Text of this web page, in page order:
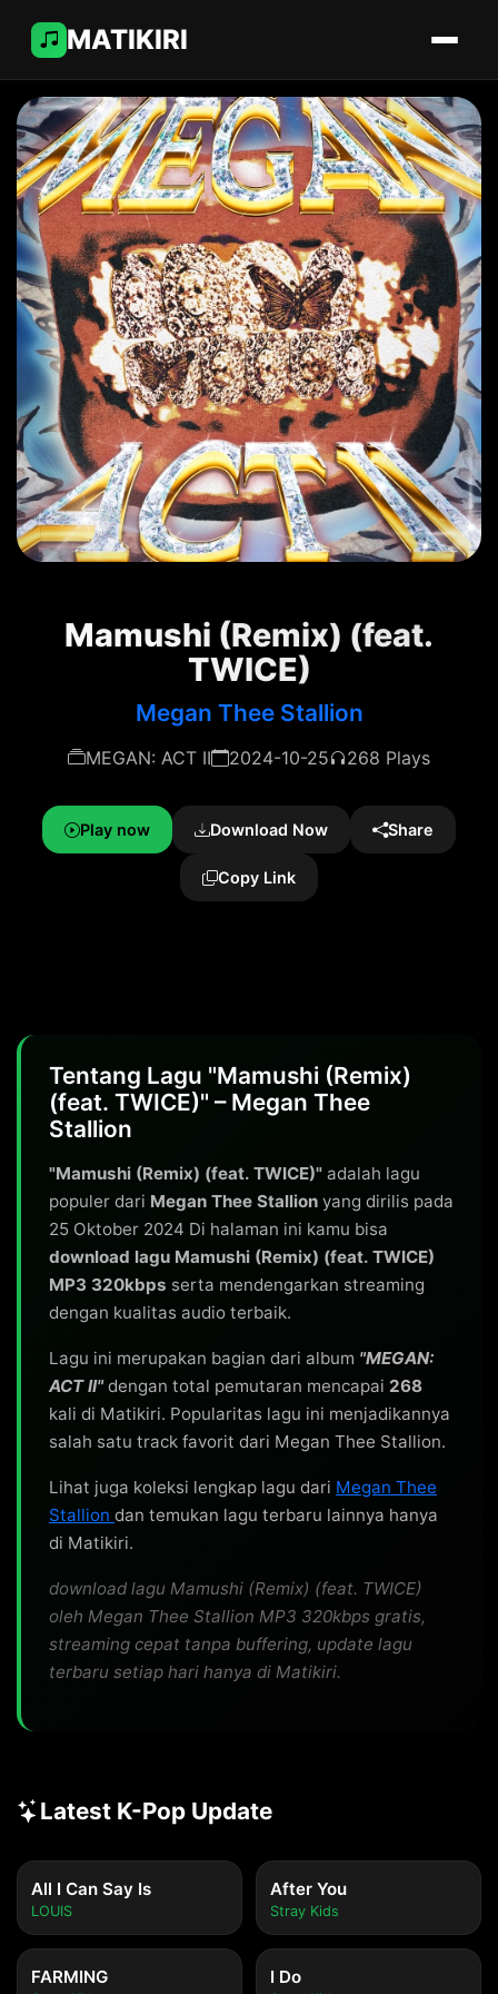
MATIKIRI
Mamushi (Remix) (feat.
TWICE)
Megan Thee Stallion
MEGAN: ACT II 2024-10-25 268 Plays
Play now Download Now Share
Copy Link
Tentang Lagu "Mamushi (Remix)
(feat. TWICE)" – Megan Thee
Stallion
"Mamushi (Remix) (feat. TWICE)" adalah lagu
populer dari Megan Thee Stallion yang dirilis pada
25 Oktober 2024 Di halaman ini kamu bisa
download lagu Mamushi (Remix) (feat. TWICE)
MP3 320kbps serta mendengarkan streaming
dengan kualitas audio terbaik.
Lagu ini merupakan bagian dari album "MEGAN:
ACT II"dengan total pemutaran mencapai 268
kali di Matikiri. Popularitas lagu ini menjadikannya
salah satu track favorit dari Megan Thee Stallion.
Lihat juga koleksi lengkap lagu dari Megan Thee
Stallion dan temukan lagu terbaru lainnya hanya
di Matikiri.
download lagu Mamushi (Remix) (feat. TWICE)
oleh Megan Thee Stallion MP3 320kbps gratis,
streaming cepat tanpa buffering, update lagu
terbaru setiap hari hanya di Matikiri.
Latest K-Pop Update
All I Can Say Is
LOUIS
After You
Stray Kids
FARMING I Do